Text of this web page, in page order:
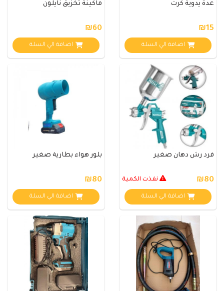
عدة يدوية كرت
₪15
اضافة الي السلة
ماكينة تخزيق نايلون
₪60
اضافة الي السلة
فرد رش دهان صغير
₪80 نفذت الكمية
اضافة الي السلة
بلور هواء بطارية صغير
₪80
اضافة الي السلة